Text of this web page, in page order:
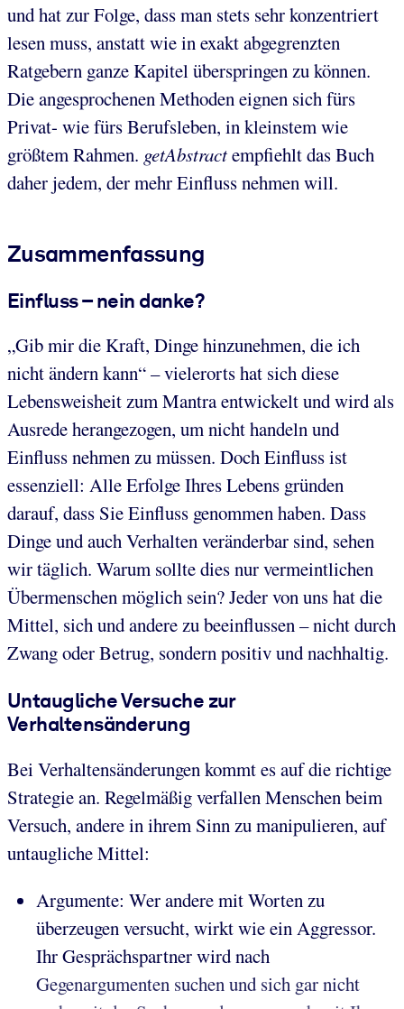
und hat zur Folge, dass man stets sehr konzentriert
lesen muss, anstatt wie in exakt abgegrenzten
Ratgebern ganze Kapitel überspringen zu können.
Die angesprochenen Methoden eignen sich fürs
Privat- wie fürs Berufsleben, in kleinstem wie
größtem Rahmen. getAbstractempfiehlt das Buch
daher jedem, der mehr Einfluss nehmen will.
Zusammenfassung
Einfluss – nein danke?
„Gib mir die Kraft, Dinge hinzunehmen, die ich
nicht ändern kann“ – vielerorts hat sich diese
Lebensweisheit zum Mantra entwickelt und wird als
Ausrede herangezogen, um nicht handeln und
Einfluss nehmen zu müssen. Doch Einfluss ist
essenziell: Alle Erfolge Ihres Lebens gründen
darauf, dass Sie Einfluss genommen haben. Dass
Dinge und auch Verhalten veränderbar sind, sehen
wir täglich. Warum sollte dies nur vermeintlichen
Übermenschen möglich sein? Jeder von uns hat die
Mittel, sich und andere zu beeinflussen – nicht durch
Zwang oder Betrug, sondern positiv und nachhaltig.
Untaugliche Versuche zur
Verhaltensänderung
Bei Verhaltensänderungen kommt es auf die richtige
Strategie an. Regelmäßig verfallen Menschen beim
Versuch, andere in ihrem Sinn zu manipulieren, auf
untaugliche Mittel:
Argumente: Wer andere mit Worten zu
überzeugen versucht, wirkt wie ein Aggressor.
Ihr Gesprächspartner wird nach
Gegenargumenten suchen und sich gar nicht